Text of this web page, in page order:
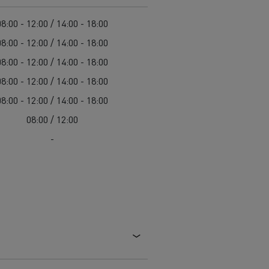
Pojazdy dla jednostek samorządu terytorialnego
Pojazdy ratowniczo-gaśnicze
W 100% elektryczny pojazd komunalny
Zbiórka odpadów
Czyszczenie i konserwacja kanalizacji
Leasing dla pojazdów elektrycznych
Design: rewolucja w pojazdach elektrycznych
Firma Guerlain i dostawy do 15 sklepów w
Paryżu
- 12:00 / 14:00 - 18:00
- 12:00 / 14:00 - 18:00
- 12:00 / 14:00 - 18:00
- 12:00 / 14:00 - 18:00
- 12:00 / 14:00 - 18:00
08:00 / 12:00
-